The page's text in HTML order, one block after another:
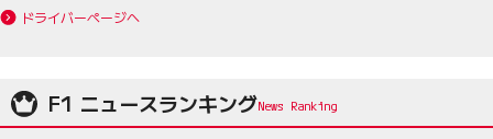
ドライバーページへ
F1 ニュースランキング